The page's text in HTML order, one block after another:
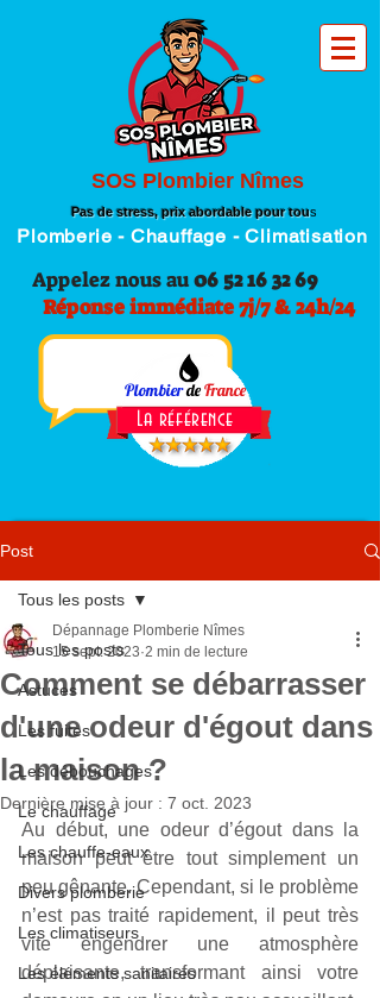
SOS Plombier Nîmes
Pas de stress, prix abordable pour tous
Plomberie - Chauffage - Climatisation
Appelez nous au06 52 16 32 69
Réponse immédiate 7j/7 & 24h/24
PlombierdeFrance
La référence
Post
Tous les posts
Astuces
Les fuites
Les débouchages
Le chauffage
Les chauffe-eaux
Divers plomberie
Les climatiseurs
Les éléments sanitaires
Tous les posts
Comment se débarrasser
d'une odeur d'égout dans
la maison ?
Dépannage Plomberie Nîmes
15 sept. 2023 2 min de lecture
Dernière mise à jour : 7 oct. 2023
Au début, une odeur d’égout dans la
maison peut être tout simplement un
peu gênante. Cependant, si le problème
n’est pas traité rapidement, il peut très
vite engendrer une atmosphère
déplaisante, transformant ainsi votre